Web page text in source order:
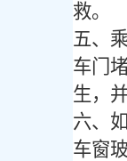
救。
五、
车门
生，
六、
车窗